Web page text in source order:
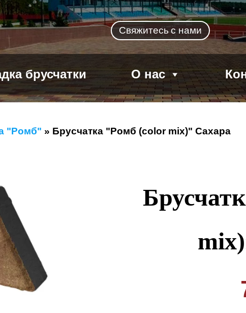
Свяжитесьс нами
брусчатки О нас
"Ромб" » Брусчатка "Ромб (color mix)" Сахара